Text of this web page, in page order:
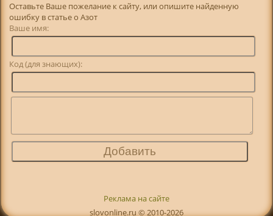
Оставьте Ваше пожелание к сайту, или опишите найденную
ошибку в статье о Азот
Ваше имя:
Код (для знающих):
Реклама на сайте
slovonline.ru © 2010-2026